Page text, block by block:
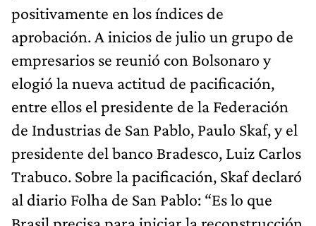
positivamente en los índices de
aprobación. A inicios de julio un grupo de
empresarios se reunió con Bolsonaro y
elogió la nueva actitud de pacificación,
entre ellos el presidente de la Federación
de Industrias de San Pablo, Paulo Skaf, y el
presidente del banco Bradesco, Luiz Carlos
Trabuco. Sobre la pacificación, Skaf declaró
al diario Folha de San Pablo: “Es lo que